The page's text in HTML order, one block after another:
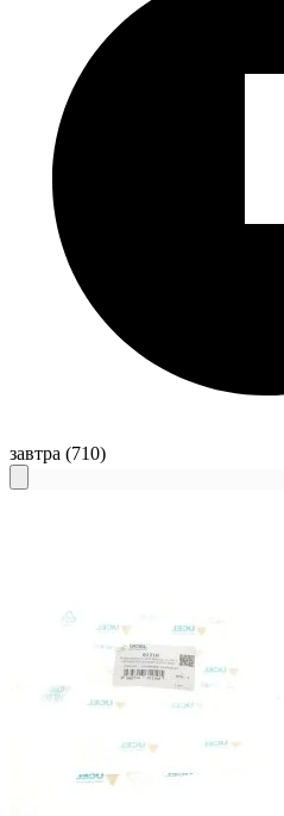
завтра (710)